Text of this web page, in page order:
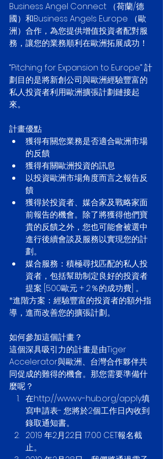
Business Angel Connect （荷蘭/德
國）和Business Angels Europe （歐
洲）合作，為您提供增值投資者配對服
務，讓您的業務順利在歐洲拓展成功！
“Pitching for Expansion to Europe” 計
劃目的是將新創公司與歐洲經驗豐富的
私人投資者利用歐洲擴張計劃鏈接起
來。
計畫優點
獲得有關您業務是否適合歐洲市場
的反饋
獲得有關歐洲投資的訊息
以投資歐洲市場角度而言之報告反
饋
獲得於投資者、媒合家及戰略家面
前報告的機會。除了將獲得他們寶
貴的反饋之外，您也可能會被選中
進行後續會談及服務以實現您的計
劃。
媒合服務：積極尋找匹配的私人投
資者，包括幫助制定良好的投資者
提案 [500歐元 + 2％的成功費] 。
*進階方案：經驗豐富的投資者的額外指
導，進而改善您的擴張計劃。
如何參加這個計畫？
這個深具吸引力的計畫是由Tiger
Accelerator與歐洲、台灣合作夥伴共
同促成的難得的機會。那您需要準備什
麼呢？
在http://www.v-hub.org/apply填
寫申請表- 您將於2個工作日內收到
錄取通知書。
2019 年2月22日 17:00 CET報名截
止。